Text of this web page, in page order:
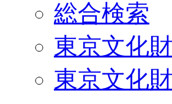
総合検索
東京文化
東京文化